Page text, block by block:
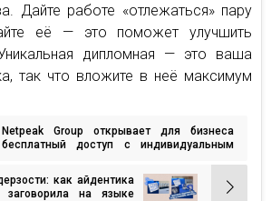
Дайте работе «отлежаться» пару
её — это поможет улучшить
дипломная — это ваша
так что вложите в неё максимум
Netpeak Group открывает для бизнеса
бесплатный доступ с индивидуальным
как айдентика
на языке